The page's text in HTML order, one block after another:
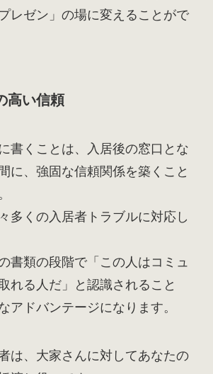
レゼン」の場に変えることがで
高い信頼
書くことは、入居後の窓口とな
に、強固な信頼関係を築くこと
多くの入居者トラブルに対応し
書類の段階で「この人はコミュ
れる人だ」と認識されること
アドバンテージになります。
は、大家さんに対してあなたの